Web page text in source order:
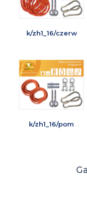
k/zh1_16/czerw
k/zh1_16/pom